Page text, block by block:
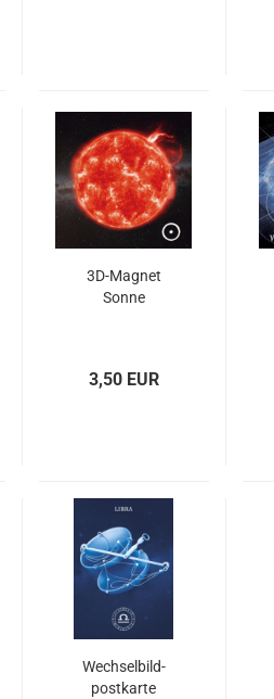
3D-​Ma­gnet
Sonne
3,50 EUR
Wech­sel­bild­
post­kar­te